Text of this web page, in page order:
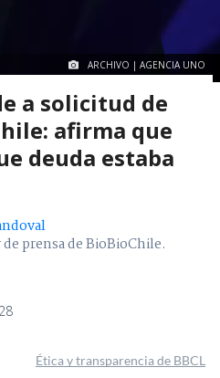
ARCHIVO | AGENCIA UNO
a solicitud de
afirma que
deuda estaba
prensa de BioBioChile.
Ética y transparencia de BBCL